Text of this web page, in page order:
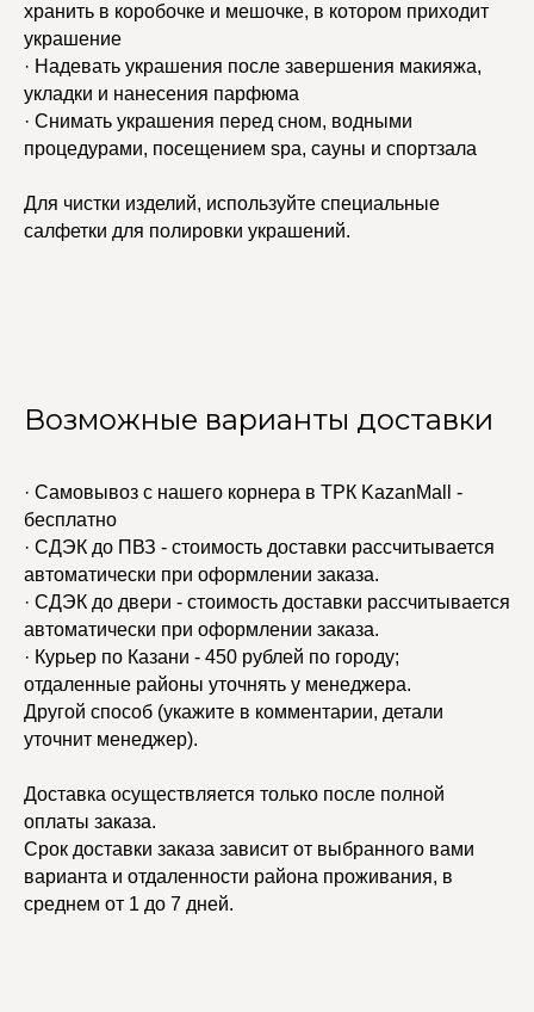
хранить в коробочке и мешочке, в котором приходит
украшение
· Надевать украшения после завершения макияжа,
укладки и нанесения парфюма
· Снимать украшения перед сном, водными
процедурами, посещением spa, сауны и спортзала
Для чистки изделий, используйте специальные
салфетки для полировки украшений.
Возможные варианты доставки
· Самовывоз с нашего корнера в ТРК KazanMall -
бесплатно
· СДЭК до ПВЗ - стоимость доставки рассчитывается
автоматически при оформлении заказа.
· СДЭК до двери - стоимость доставки рассчитывается
автоматически при оформлении заказа.
· Курьер по Казани - 450 рублей по городу;
отдаленные районы уточнять у менеджера.
Другой способ (укажите в комментарии, детали
уточнит менеджер).
Доставка осуществляется только после полной
оплаты заказа.
Срок доставки заказа зависит от выбранного вами
варианта и отдаленности района проживания, в
среднем от 1 до 7 дней.